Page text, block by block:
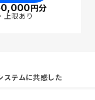
円分
限あり
ステムに共感した